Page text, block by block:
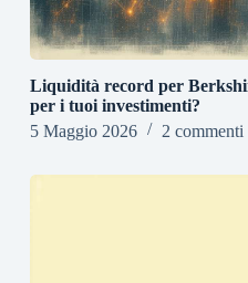
Liquidità record per
per i tuoi investimenti?
5 Maggio 2026
2 commenti